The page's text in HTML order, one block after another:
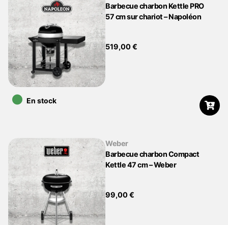
Barbecue charbon Kettle PRO
57 cm sur chariot – Napoléon
519,00€
•En stock
Weber
Barbecue charbon Compact
Kettle 47 cm – Weber
99,00€